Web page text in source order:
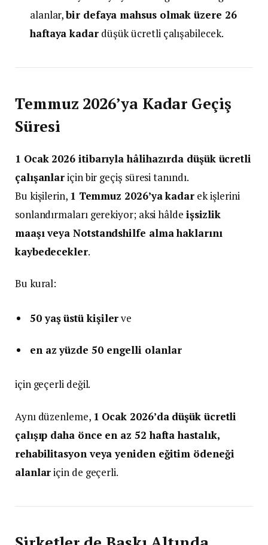
alanlar,bir defaya mahsus olmak üzere 26
haftaya kadardüşük ücretli çalışabilecek.
Temmuz 2026’ya Kadar Geçiş
Süresi
1 Ocak 2026 itibarıyla hâlihazırda düşük ücretli
çalışanlariçin bir geçiş süresi tanındı.
Bu kişilerin, 1 Temmuz 2026’ya kadarek işlerini
sonlandırmaları gerekiyor; aksi hâlde işsizlik
maaşı veya Notstandshilfe alma haklarını
kaybedecekler.
Bu kural:
50 yaş üstü kişilerve
en az yüzde 50 engelli olanlar
için geçerli değil.
Aynı düzenleme, 1 Ocak 2026’da düşük ücretli
çalışıp daha önce en az 52 hafta hastalık,
rehabilitasyon veya yeniden eğitim ödeneği
alanlariçin de geçerli.